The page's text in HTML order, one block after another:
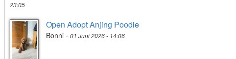
23:05
Open Adopt Anjing Poodle
Bonni - 01 Juni 2026 - 14:06